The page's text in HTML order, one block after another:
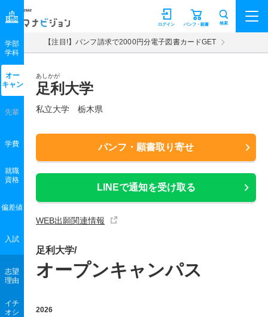
マナビジョン パンフ・願書
ログイン 検索
【注目!】パンフ請求で2000円分電子図書カードGET
あしかが
足利大学
私立大学 栃木県
パンフ・願書取り寄せ
LINEで通知を受け取る
WEB出願関連情報
学部
学科
オー
キャン
先輩
学費
就職
資格
偏差値
入試
志望
理由
イチ
オシ
足利大学/
オープンキャンパス
2026